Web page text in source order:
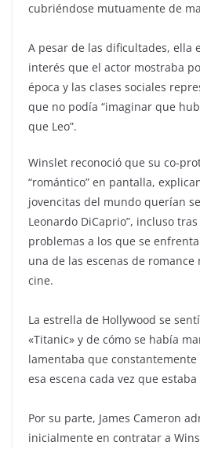
cubriéndose mutuamente de
A pesar de las dificultades, ella
interés que el actor mostraba
época y las clases sociales
que no podía “imaginar que
que Leo”.
Winslet reconoció que su co-
“romántico” en pantalla,
jovencitas del mundo querían
Leonardo DiCaprio”, incluso
problemas a los que se
una de las escenas de
cine.
La estrella de Hollywood se
«Titanic» y de cómo se había
lamentaba que
esa escena cada vez que
Por su parte, James Cameron
inicialmente en contratar a